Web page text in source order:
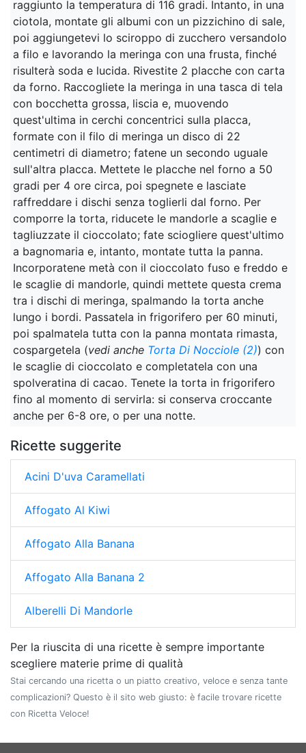
raggiunto la temperatura di 116 gradi. Intanto, in una
ciotola, montate gli albumi con un pizzichino di sale,
poi aggiungetevi lo sciroppo di zucchero versandolo
a filo e lavorando la meringa con una frusta, finché
risulterà soda e lucida. Rivestite 2 placche con carta
da forno. Raccogliete la meringa in una tasca di tela
con bocchetta grossa, liscia e, muovendo
quest'ultima in cerchi concentrici sulla placca,
formate con il filo di meringa un disco di 22
centimetri di diametro; fatene un secondo uguale
sull'altra placca. Mettete le placche nel forno a 50
gradi per 4 ore circa, poi spegnete e lasciate
raffreddare i dischi senza toglierli dal forno. Per
comporre la torta, riducete le mandorle a scaglie e
tagliuzzate il cioccolato; fate sciogliere quest'ultimo
a bagnomaria e, intanto, montate tutta la panna.
Incorporatene metà con il cioccolato fuso e freddo e
le scaglie di mandorle, quindi mettete questa crema
tra i dischi di meringa, spalmando la torta anche
lungo i bordi. Passatela in frigorifero per 60 minuti,
poi spalmatela tutta con la panna montata rimasta,
cospargetela (vedi anche Torta Di Nocciole (2)) con
le scaglie di cioccolato e completatela con una
spolveratina di cacao. Tenete la torta in frigorifero
fino al momento di servirla: si conserva croccante
anche per 6-8 ore, o per una notte.
Ricette suggerite
Acini D'uva Caramellati
Affogato Al Kiwi
Affogato Alla Banana
Affogato Alla Banana 2
Alberelli Di Mandorle
Per la riuscita di una ricette è sempre importante
scegliere materie prime di qualità
Stai cercando una ricetta o un piatto creativo, veloce e senza tante
complicazioni? Questo è il sito web giusto: è facile trovare ricette
con Ricetta Veloce!